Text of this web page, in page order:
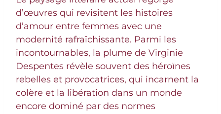
d’œuvres qui revisitent les histoires
d’amour entre femmes avec une
modernité rafraîchissante. Parmi les
incontournables, la plume de Virginie
Despentes révèle souvent des héroïnes
rebelles et provocatrices, qui incarnent la
colère et la libération dans un monde
encore dominé par des normes